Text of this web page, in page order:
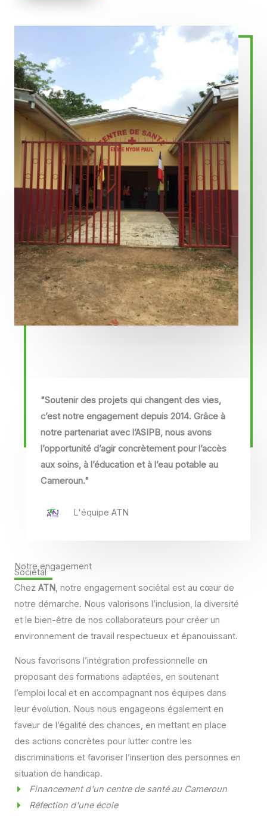
Notre engagement
Sociétal
Chez ATN, notre engagement sociétal est au cœur de
notre démarche. Nous valorisons l’inclusion, la diversité
et le bien-être de nos collaborateurs pour créer un
environnement de travail respectueux et épanouissant.
Nous favorisons l’intégration professionnelle en
proposant des formations adaptées, en soutenant
l’emploi local et en accompagnant nos équipes dans
leur évolution. Nous nous engageons également en
faveur de l’égalité des chances, en mettant en place
des actions concrètes pour lutter contre les
discriminations et favoriser l’insertion des personnes en
situation de handicap.
Financement d'un centre de santé au Cameroun
Réfection d'une école
"Soutenir des projets qui changent des vies,
c’est notre engagement depuis 2014. Grâce à
notre partenariat avec l’ASIPB, nous avons
l’opportunité d’agir concrètement pour l’accès
aux soins, à l’éducation et à l’eau potable au
Cameroun."
L'équipe ATN